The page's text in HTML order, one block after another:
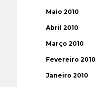
Maio 2010
Abril 2010
Março 2010
Fevereiro 2010
Janeiro 2010